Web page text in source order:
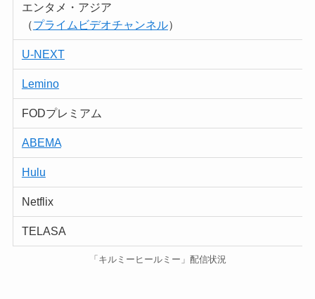
エンタメ・アジア
（プライムビデオチャンネル）
U-NEXT
Lemino
FODプレミアム
ABEMA
Hulu
Netflix
TELASA
「キルミーヒールミー」配信状況